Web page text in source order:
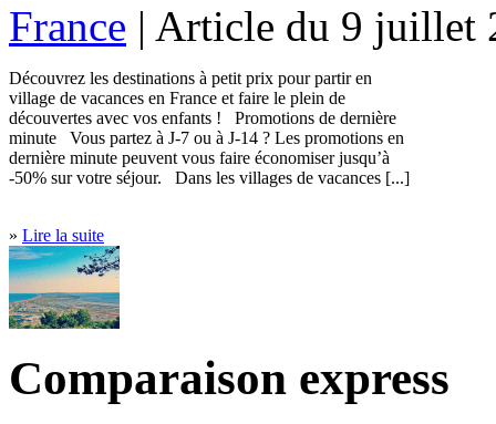
France | Article du 9 juillet
Découvrez les destinations à petit prix pour partir en
village de vacances en France et faire le plein de
découvertes avec vos enfants ! Promotions de dernière
minute Vous partez à J-7 ou à J-14 ? Les promotions en
dernière minute peuvent vous faire économiser jusqu’à
-50% sur votre séjour. Dans les villages de vacances [...]
» Lire la suite
Comparaison express